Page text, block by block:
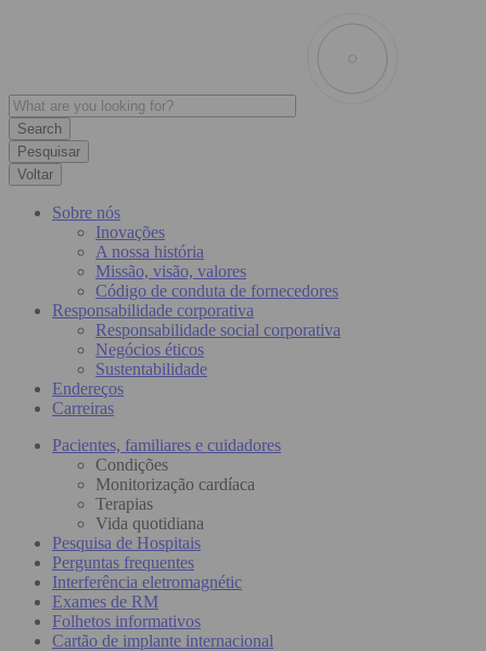
Pesquisar
Voltar
Sobre nós
Inovações
A nossa história
Missão, visão, valores
Código de conduta de fornecedores
Responsabilidade corporativa
Responsabilidade social corporativa
Negócios éticos
Sustentabilidade
Endereços
Carreiras
Pacientes, familiares e cuidadores
Condições
Monitorização cardíaca
Terapias
Vida quotidiana
Pesquisa de Hospitais
Perguntas frequentes
Interferência eletromagnétic
Exames de RM
Folhetos informativos
Cartão de implante internacional